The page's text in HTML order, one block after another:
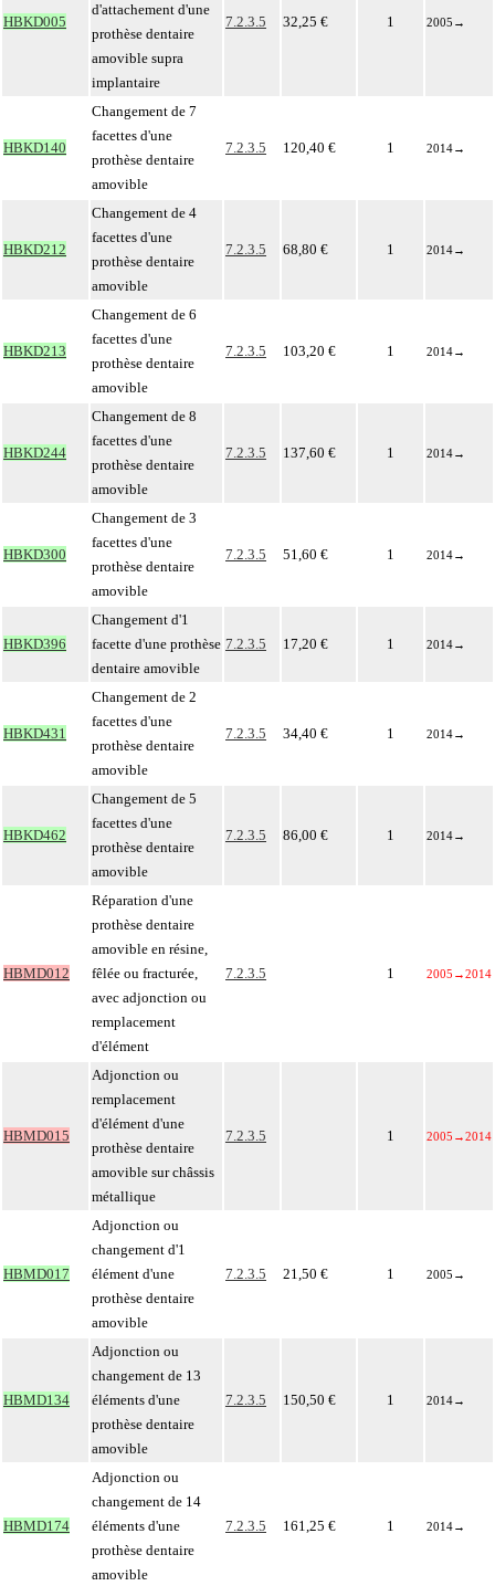
HBKD005
d'attachement d'une
prothèse dentaire
amovible supra
implantaire
7.2.3.5 32,25 € 1 2005 →
HBKD140
Changement de 7
facettes d'une
prothèse dentaire
amovible
7.2.3.5 120,40 € 1 2014→
HBKD212
Changement de 4
facettes d'une
prothèse dentaire
amovible
7.2.3.5 68,80 € 1 2014→
HBKD213
Changement de 6
facettes d'une
prothèse dentaire
amovible
7.2.3.5 103,20 € 1 2014→
HBKD244
Changement de 8
facettes d'une
prothèse dentaire
amovible
7.2.3.5 137,60 € 1 2014→
HBKD300
Changement de 3
facettes d'une
prothèse dentaire
amovible
7.2.3.5 51,60 € 1 2014→
HBKD396
Changement d'1
facette d'une prothèse
dentaire amovible
7.2.3.5 17,20 € 1 2014→
HBKD431
Changement de 2
facettes d'une
prothèse dentaire
amovible
7.2.3.5 34,40 € 1 2014→
HBKD462
Changement de 5
facettes d'une
prothèse dentaire
amovible
7.2.3.5 86,00 € 1 2014→
HBMD012
Réparation d'une
prothèse dentaire
amovible en résine,
fêlée ou fracturée,
avec adjonction ou
remplacement
d'élément
7.2.3.5 1 2005 →2014
HBMD015
Adjonction ou
remplacement
d'élément d'une
prothèse dentaire
amovible sur châssis
métallique
7.2.3.5 1 2005 →2014
HBMD017
Adjonction ou
changement d'1
élément d'une
prothèse dentaire
amovible
7.2.3.5 21,50 € 1 2005 →
HBMD134
Adjonction ou
changement de 13
éléments d'une
prothèse dentaire
amovible
7.2.3.5 150,50 € 1 2014→
HBMD174
Adjonction ou
changement de 14
éléments d'une
prothèse dentaire
amovible
7.2.3.5 161,25 € 1 2014→